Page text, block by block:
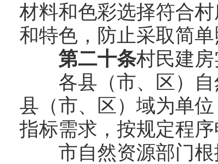
材料和色彩选择符合
和特色，防止采取简
第二十条村民建
各县（市、区）自
县（市、区）域为单
指标需求，按规定程
市自然资源部门根